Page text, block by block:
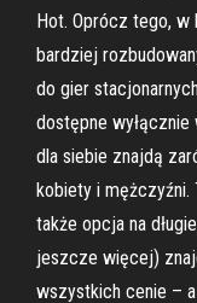
Hot. Oprócz tego, w
bardziej
do gier
dostępne
dla siebie znajdą
kobiety i mężczyźni.
także opcja na
jeszcze więcej)
wszystkich cenie –